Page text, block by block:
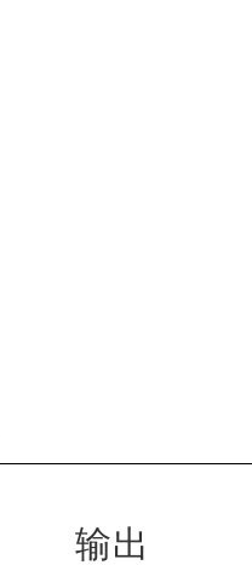
输出